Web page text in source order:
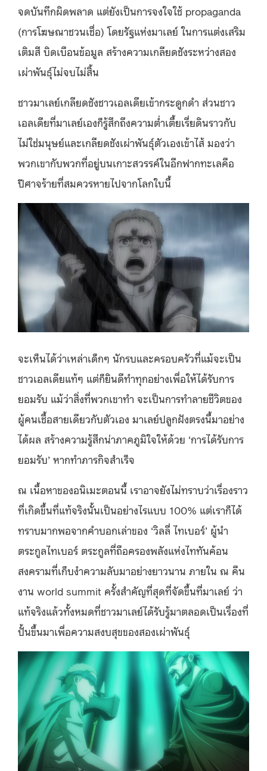
จดบันทึกผิดพลาด แต่ยังเป็นการจงใจใช้ propaganda
(การโฆษณาชวนเชื่อ) โดยรัฐแห่งมาเลย์ ในการแต่งเสริม
เติมสี บิดเบือนข้อมูล สร้างความเกลียดชังระหว่างสอง
เผ่าพันธุ์ไม่จบไม่สิ้น
ชาวมาเลย์เกลียดชังชาวเอลเดียเข้ากระดูกดำ ส่วนชาว
เอลเดียที่มาเลย์เองก็รู้สึกถึงความต่ำเตี้ยเรี่ยดินราวกับ
ไม่ใช่มนุษย์และเกลียดชังเผ่าพันธุ์ตัวเองเข้าไส้ มองว่า
พวกเขากับพวกที่อยู่บนเกาะสวรรค์ในอีกฟากทะเลคือ
ปีศาจร้ายที่สมควรหายไปจากโลกใบนี้
จะเห็นได้ว่าเหล่าเด็กๆ นักรบและครอบครัวที่แม้จะเป็น
ชาวเอลเดียแท้ๆ แต่ก็ยินดีทำทุกอย่างเพื่อให้ได้รับการ
ยอมรับ แม้ว่าสิ่งที่พวกเขาทำ จะเป็นการทำลายชีวิตของ
ผู้คนเชื้อสายเดียวกับตัวเอง มาเลย์ปลูกฝังตรงนี้มาอย่าง
ได้ผล สร้างความรู้สึกน่าภาคภูมิใจให้ด้วย ‘การได้รับการ
ยอมรับ’ หากทำภารกิจสำเร็จ
ณ เนื้อหาของอนิเมะตอนนี้ เราอาจยังไม่ทราบว่าเรื่องราว
ที่เกิดขึ้นที่แท้จริงนั้นเป็นอย่างไรแบบ 100% แต่เราก็ได้
ทราบมากพอจากคำบอกเล่าของ ‘วิลลี่ ไทเบอร์’ ผู้นำ
ตระกูลไทเบอร์ ตระกูลท่ีถือครองพลังแห่งไททันค้อน
สงครามที่เก็บงำความลับมาอย่างยาวนาน ภายใน ณ คืน
งาน world summit ครั้งสำคัญที่สุดที่จัดขึ้นที่มาเลย์ ว่า
แท้จริงแล้วทั้งหมดที่ชาวมาเลย์ได้รับรู้มาตลอดเป็นเรื่องที่
ปั้นขึ้นมาเพื่อความสงบสุขของสองเผ่าพันธุ์